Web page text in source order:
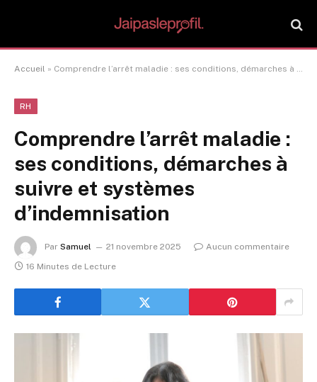
Accueil » Comprendre l’arrêt maladie : ses conditions, démarches à suivre et systèmes d’indemnisation
RH
Comprendre l’arrêt maladie :
ses conditions, démarches à
suivre et systèmes
d’indemnisation
Par Samuel 21 novembre 2025
Aucun commentaire
16 Minutes de Lecture